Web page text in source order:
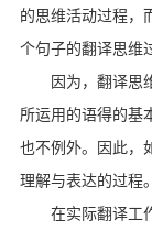
的思维活动过程，
个句子的翻译思维
因为，翻译思
所运用的语得的基
也不例外。因此，
理解与表达的过程。
在实际翻译工